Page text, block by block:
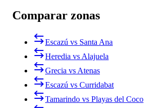
Comparar zonas
Escazú vs Santa Ana
Heredia vs Alajuela
Grecia vs Atenas
Escazú vs Curridabat
Tamarindo vs Playas del Coco